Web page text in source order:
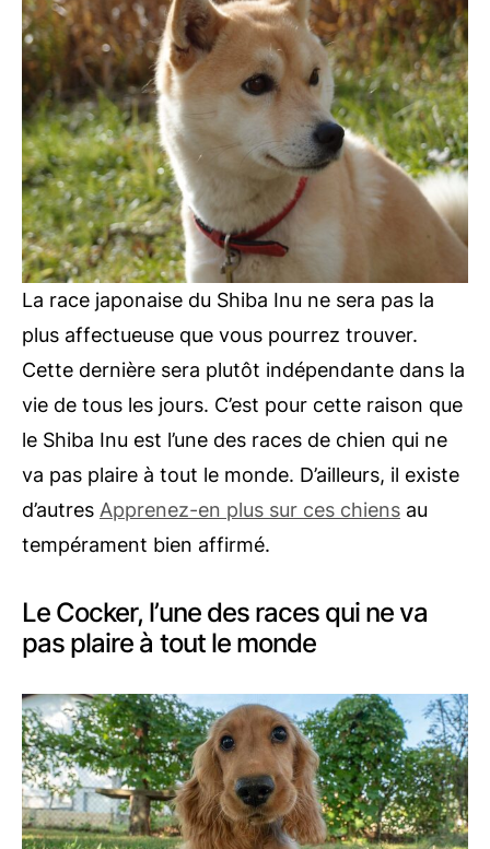
La race japonaise du Shiba Inu ne sera pas la
plus affectueuse que vous pourrez trouver.
Cette dernière sera plutôt indépendante dans la
vie de tous les jours. C’est pour cette raison que
le Shiba Inu est l’une des races de chien qui ne
va pas plaire à tout le monde. D’ailleurs, il existe
d’autres Apprenez-en plus sur ces chiens au
tempérament bien affirmé.
Le Cocker, l’une des races qui ne va
pas plaire à tout le monde